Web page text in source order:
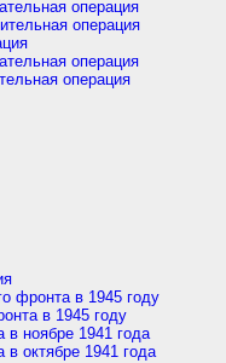
операция
операция
операция
операция
фронта в 1945 году
в 1945 году
в ноябре 1941 года
октябре 1941 года